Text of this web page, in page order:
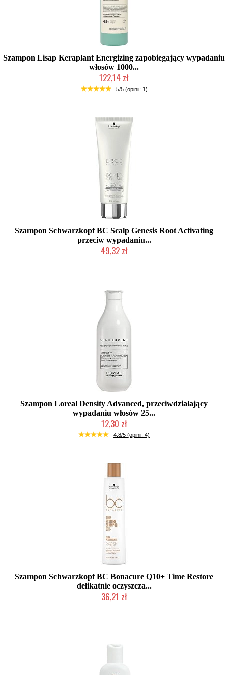
Szampon Lisap Keraplant Energizing zapobiegający wypadaniu
włosów 1000...
122,14 zł
Duża ilość (wysyłka w 24h)
5/5 (opinii: 1)
Szampon Schwarzkopf BC Scalp Genesis Root Activating
przeciw wypadaniu...
49,32 zł
Szampon Loreal Density Advanced, przeciwdziałający
wypadaniu włosów 25...
12,30 zł
Produkt wycofany
4.8/5 (opinii: 4)
Szampon Schwarzkopf BC Bonacure Q10+ Time Restore
delikatnie oczyszcza...
36,21 zł